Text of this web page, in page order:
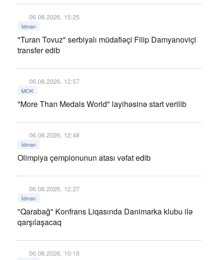
06.08.2026, 15:25
İdman
"Turan Tovuz" serbiyalı müdafiəçi Filip Damyanoviçi
transfer edib
06.08.2026, 12:57
MOK
"More Than Medals World" layihəsinə start verilib
06.08.2026, 12:48
İdman
Olimpiya çempionunun atası vəfat edib
06.08.2026, 12:27
İdman
"Qarabağ" Konfrans Liqasında Danimarka klubu ilə
qarşılaşacaq
06.08.2026, 10:18